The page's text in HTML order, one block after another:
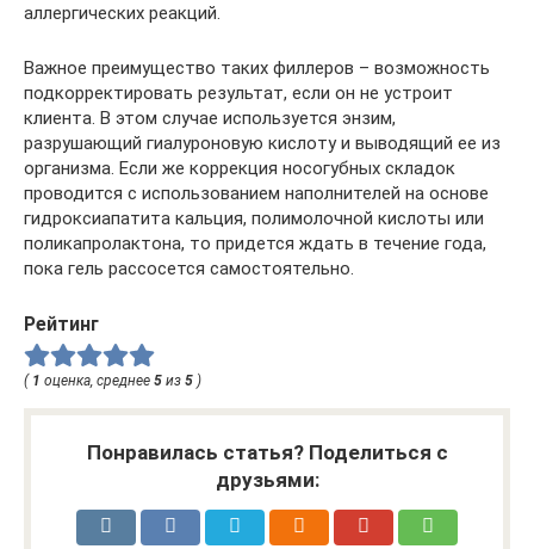
аллергических реакций.
Важное преимущество таких филлеров – возможность
подкорректировать результат, если он не устроит
клиента. В этом случае используется энзим,
разрушающий гиалуроновую кислоту и выводящий ее из
организма. Если же коррекция носогубных складок
проводится с использованием наполнителей на основе
гидроксиапатита кальция, полимолочной кислоты или
поликапролактона, то придется ждать в течение года,
пока гель рассосется самостоятельно.
Рейтинг
( 1 оценка, среднее 5 из 5 )
Понравилась статья? Поделиться с
друзьями: